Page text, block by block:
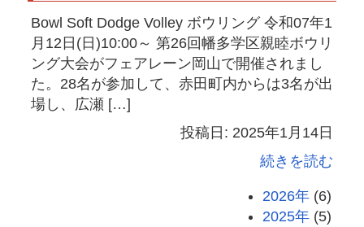
Bowl Soft Dodge Volley ボウリング 令和07年1
月12日(日)10:00～ 第26回幡多学区親睦ボウリ
ング大会がフェアレーン岡山で開催されまし
た。28名が参加して、赤田町内からは3名が出
場し、広瀬 […]
投稿日: 2025年1月14日
続きを読む
2026年 (6)
2025年 (5)